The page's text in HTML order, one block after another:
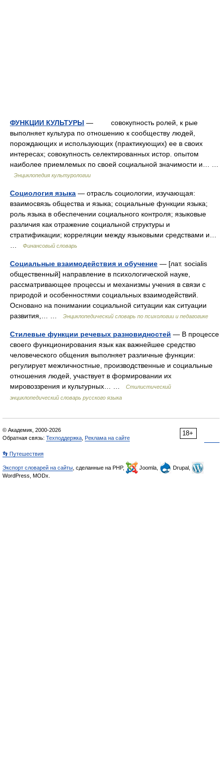
ФУНКЦИИ КУЛЬТУРЫ — совокупность ролей, к рые
выполняет культура по отношению к сообществу людей,
порождающих и использующих (практикующих) ее в своих
интересах; совокупность селектированных истор. опытом
наиболее приемлемых по своей социальной значимости и… …
Энциклопедия культурологии
Социология языка — отрасль социологии, изучающая:
взаимосвязь общества и языка; социальные функции языка;
роль языка в обеспечении социального контроля; языковые
различия как отражение социальной структуры и
стратификации; корреляции между языковыми средствами и…
Финансовый словарь
Социальные взаимодействия и обучение — [лат. socialis
общественный] направление в психологической науке,
рассматривающее процессы и механизмы учения в связи с
природой и особенностями социальных взаимодействий.
Основано на понимании социальной ситуации как ситуации
развития,… …
Энциклопедический словарь по психологии и педагогике
Стилевые функции речевых разновидностей — В процессе
своего функционирования язык как важнейшее средство
человеческого общения выполняет различные функции:
регулирует межличностные, производственные и социальные
отношения людей, участвует в формировании их
мировоззрения и культурных… …
Стилистический
энциклопедический словарь русского языка
18+
© Академик, 2000-2026
Обратная связь: Техподдержка Реклама на сайте
👣 Путешествия
Экспорт словарей на сайты , сделанные на PHP, Joomla,
Drupal,
WordPress, MODx.